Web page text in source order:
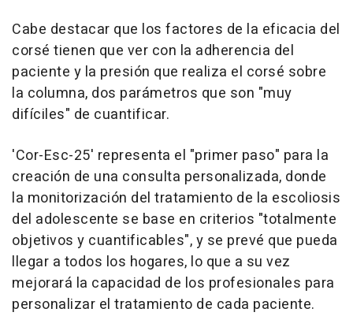
Cabe destacar que los factores de la eficacia del
corsé tienen que ver con la adherencia del
paciente y la presión que realiza el corsé sobre
la columna, dos parámetros que son "muy
difíciles" de cuantificar.
'Cor-Esc-25' representa el "primer paso" para la
creación de una consulta personalizada, donde
la monitorización del tratamiento de la escoliosis
del adolescente se base en criterios "totalmente
objetivos y cuantificables", y se prevé que pueda
llegar a todos los hogares, lo que a su vez
mejorará la capacidad de los profesionales para
personalizar el tratamiento de cada paciente.